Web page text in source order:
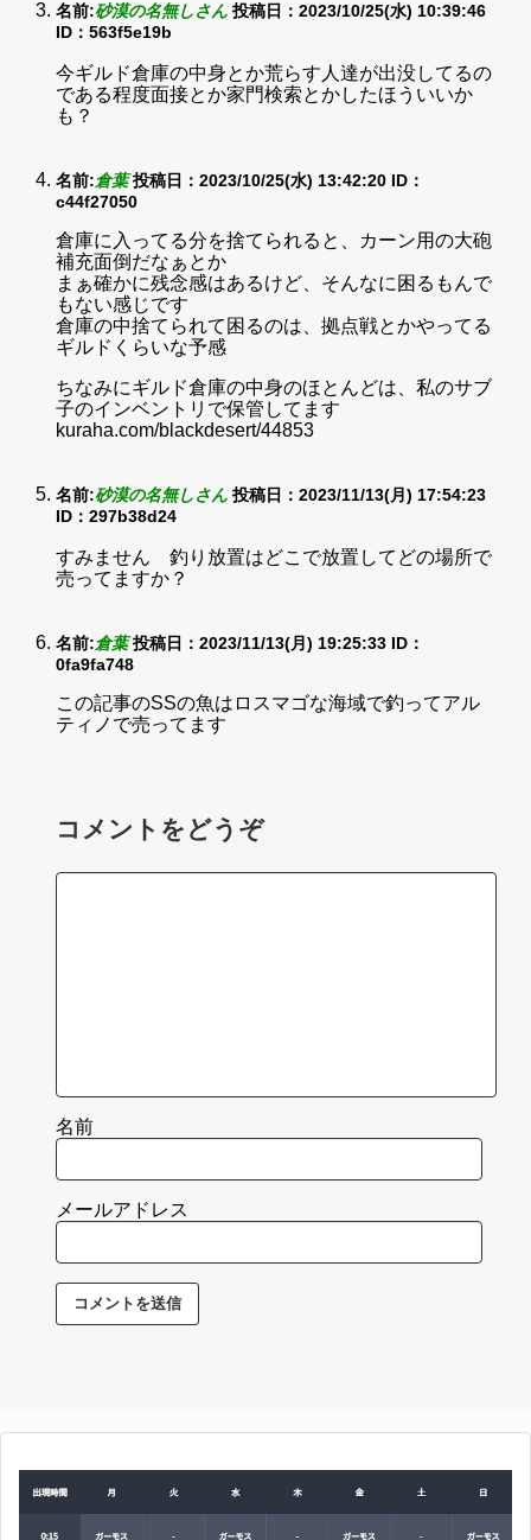
名前:砂漠の名無しさん 投稿日：2023/10/25(水) 10:39:46
ID：563f5e19b
今ギルド倉庫の中身とか荒らす人達が出没してるの
である程度面接とか家門検索とかしたほういいか
も？
名前:倉葉 投稿日：2023/10/25(水) 13:42:20 ID：
c44f27050
倉庫に入ってる分を捨てられると、カーン用の大砲
補充面倒だなぁとか
まぁ確かに残念感はあるけど、そんなに困るもんで
もない感じです
倉庫の中捨てられて困るのは、拠点戦とかやってる
ギルドくらいな予感
ちなみにギルド倉庫の中身のほとんどは、私のサブ
子のインベントリで保管してます
kuraha.com/blackdesert/44853
名前:砂漠の名無しさん 投稿日：2023/11/13(月) 17:54:23
ID：297b38d24
すみません 釣り放置はどこで放置してどの場所で
売ってますか？
名前:倉葉 投稿日：2023/11/13(月) 19:25:33 ID：
0fa9fa748
この記事のSSの魚はロスマゴな海域で釣ってアル
ティノで売ってます
コメントをどうぞ
名前
メールアドレス